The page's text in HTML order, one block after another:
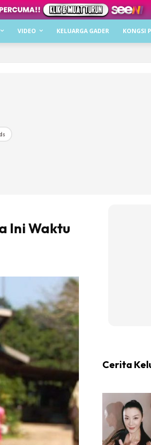
VIDEO KELUARGA GADER KONGSI
Ini Waktu
Cerita